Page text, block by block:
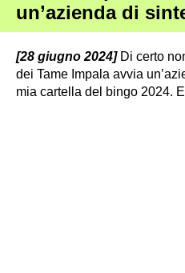
un’azienda di
[28 giugno 2024] Di certo
dei Tame Impala avvia
mia cartella del bingo 2024.